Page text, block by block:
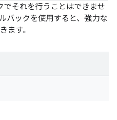
でそれを行うことはできませ
バックを使用すると、強力な
ます。